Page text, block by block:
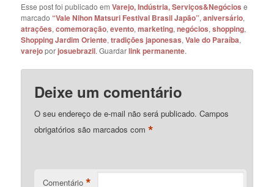
Esse post foi publicado emVarejo, Indústria, Serviços&Negócios e
marcado“Vale Nihon Matsuri Festival Brasil Japão”,aniversário,
atrações,comemoração,evento,marketing,negócios,shopping,
Shopping Jardim Oriente,tradições japonesas,Vale do Paraíba,
varejoporjosuebrazil. Guardarlink permanente.
Deixe um comentário
O seu endereço de e-mail não será publicado. Campos
obrigatórios são marcados com*
Comentário *